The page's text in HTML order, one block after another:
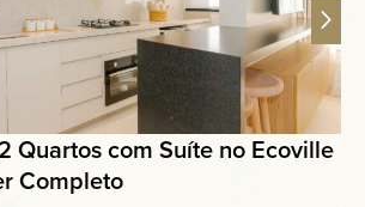
Quartos com Suíte no Ecoville
Completo